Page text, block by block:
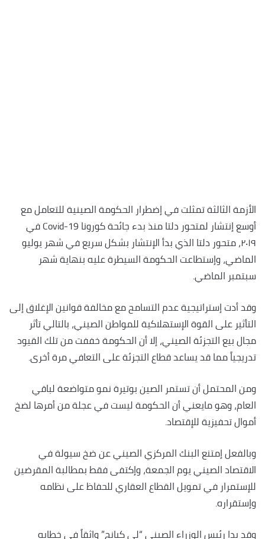
الأزمة الثالثة تمثلت في إضطرار الحكومة الصينية للتعامل مع
أوسع إنتشار لمتحور دلتا منذ بدء جائحة كورونا Covid-19 في
٢٠١٩، متحور دلتا الذي بدأ الإنتشار بشكل سريع في شهر يوليو
الماضي، وإستطاعت الحكومة السيطرة عليه بنهاية شهر
سبتمبر الماضي.
وقد أدت إستراتيجية عدم التسامح مع مخالفة قوانين الإغلاق إلى
التأثير على القوة الإستهلاكية للمواطن الصيني، بالتالي تأثر
مجال بيع التجزئة الصيني، إلا أن الحكومة خففت من تلك القيود
تدريجياً مما قد يساعد قطاع التجزئة على التعافي مرة أخرى.
ومن المحتمل أن تستمر الصين بوتيرة نمو متواضعة لباقي
العام، وهو مايعني أن الحكومة ليست في عجلة من أمرها لضخ
أموال تحفيزية للإقتصاد.
وبالفعل إمتنع البنك المركزي الصيني عن ضخ سيولة في
الاقتصاد الصيني يوم الجمعة، وإكتفى فقط بمطالبة المقرضين
للإستمرار في تمويل القطاع العقاري للحفاظ على نظامه
وإستقراره.
وقد بدا رئيس الوزراء الصيني “لي كيانج” واثقاً في خطابه